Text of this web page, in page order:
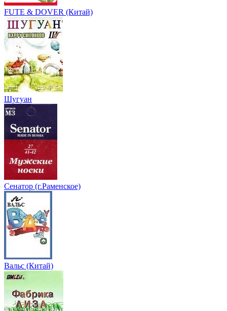
FUTE & DOVER (Китай)
Шугуан
Сенатор (г.Раменское)
Вальс (Китай)